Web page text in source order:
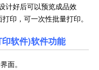
计好后可以预览成品效
印，可一次性批量打印。
软件)软件功能
面。